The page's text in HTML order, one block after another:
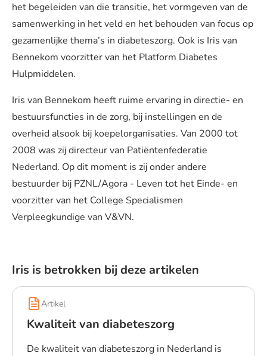
het begeleiden van die transitie, het vormgeven van de
samenwerking in het veld en het behouden van focus op
gezamenlijke thema’s in diabeteszorg. Ook is Iris van
Bennekom voorzitter van het Platform Diabetes
Hulpmiddelen.
Iris van Bennekom heeft ruime ervaring in directie- en
bestuursfuncties in de zorg, bij instellingen en de
overheid alsook bij koepelorganisaties. Van 2000 tot
2008 was zij directeur van Patiëntenfederatie
Nederland. Op dit moment is zij onder andere
bestuurder bij PZNL/Agora - Leven tot het Einde- en
voorzitter van het College Specialismen
Verpleegkundige van V&VN.
Iris is betrokken bij deze artikelen
Artikel
Kwaliteit van diabeteszorg
De kwaliteit van diabeteszorg in Nederland is